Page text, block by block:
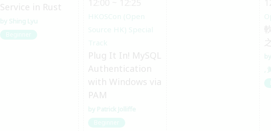
Service in Rust
Shing Lyu
Beginner
HKOSCon (Open
Source HK) Special
Track
Plug It In! MySQL
Authentication
with Windows via
PAM
Patrick Jolliffe
Beginner